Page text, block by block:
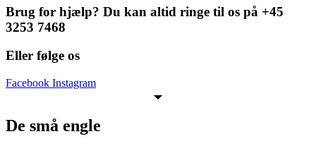
Brug for hjælp? Du kan altid ringe til os på +45
3253 7468
Eller følge os
Facebook Instagram
De små engle